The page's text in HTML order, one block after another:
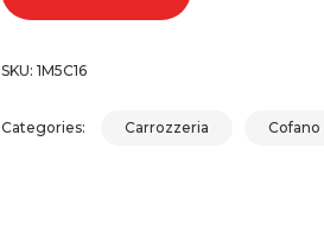
SKU: 1M5C16
Categories: Carrozzeria Cofano